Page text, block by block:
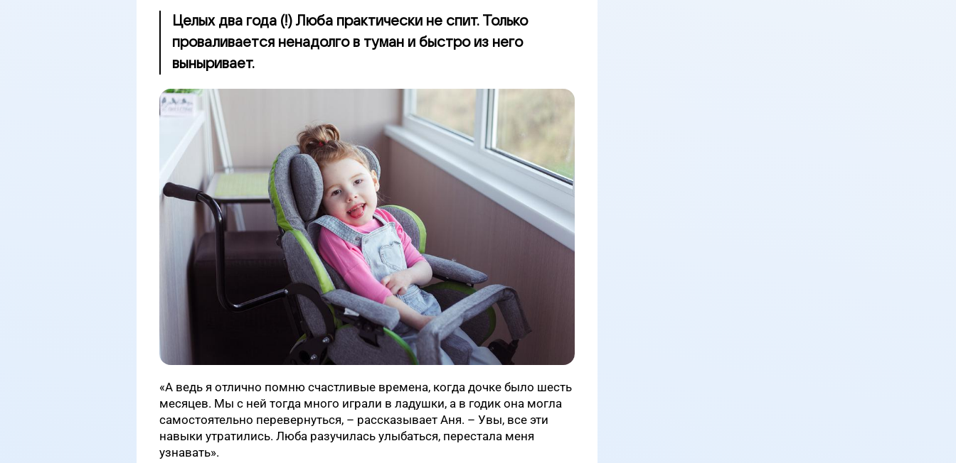
Целых два года (!) Люба практически не спит. Только
проваливается ненадолго в туман и быстро из него
выныривает.
«А ведь я отлично помню счастливые времена, когда дочке было шесть
месяцев. Мы с ней тогда много играли в ладушки, а в годик она могла
самостоятельно перевернуться, – рассказывает Аня. – Увы, все эти
навыки утратились. Люба разучилась улыбаться, перестала меня
узнавать».